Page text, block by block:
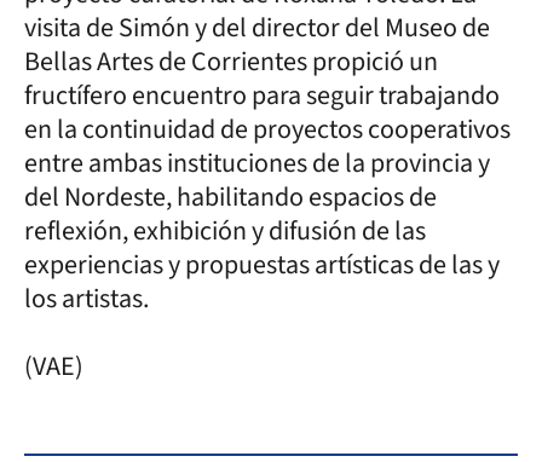
visita de Simón y del director del Museo de
Bellas Artes de Corrientes propició un
fructífero encuentro para seguir trabajando
en la continuidad de proyectos cooperativos
entre ambas instituciones de la provincia y
del Nordeste, habilitando espacios de
reflexión, exhibición y difusión de las
experiencias y propuestas artísticas de las y
los artistas.
(VAE)